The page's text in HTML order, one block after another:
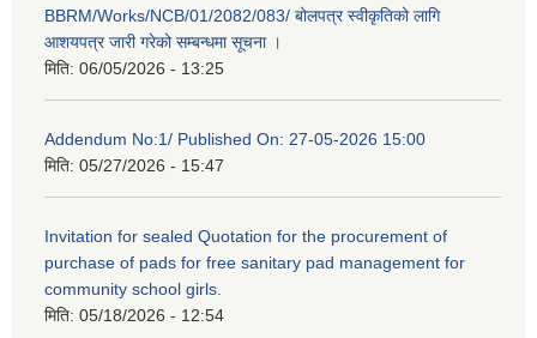
BBRM/Works/NCB/01/2082/083/ बोलपत्र स्वीकृतिको लागि
आशयपत्र जारी गरेको सम्बन्धमा सूचना ।
मिति: 06/05/2026 - 13:25
Addendum No:1/ Published On: 27-05-2026 15:00
मिति: 05/27/2026 - 15:47
Invitation for sealed Quotation for the procurement of
purchase of pads for free sanitary pad management for
community school girls.
मिति: 05/18/2026 - 12:54